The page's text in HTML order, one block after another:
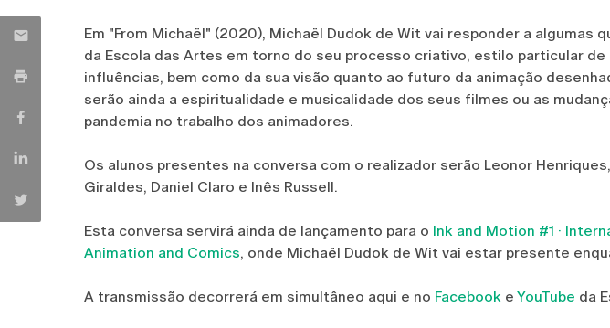
Em "From Michaël" (2020), Michaël Dudok de Wit vai responder a algumas
da Escola das Artes em torno do seu processo criativo, estilo particular de
influências, bem como da sua visão quanto ao futuro da animação
serão ainda a espiritualidade e musicalidade dos seus filmes ou as
pandemia no trabalho dos animadores.
Os alunos presentes na conversa com o realizador serão Leonor
Giraldes, Daniel Claro e Inês Russell.
Esta conversa servirá ainda de lançamento para o Ink and Motion #1 ·
Animation and Comics, onde Michaël Dudok de Wit vai estar presente
A transmissão decorrerá em simultâneo aqui e no Facebook e YouTube da